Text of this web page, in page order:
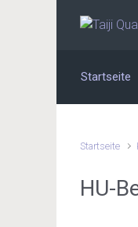
Zum Hauptinhalt
Startseite
Startseite
HU-